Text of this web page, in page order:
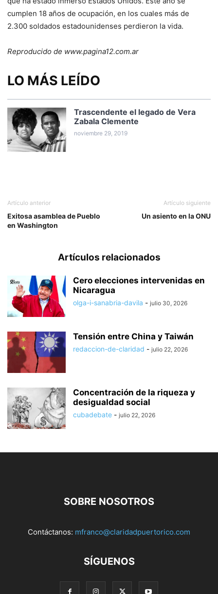
cumplen 18 años de ocupación, en los cuales más de
2.300 soldados estadounidenses perdieron la vida.
Reproducido de www.pagina12.com.ar
LO MÁS LEÍDO
Trascendente el legado de Vera
Zabala Clemente
noviembre 29, 2019
Artículo anterior
Exitosa asamblea de Pueblo
en Washington
Artículo siguiente
Un asiento en la ONU
Artículos relacionados
Cero elecciones intervenidas en
Nicaragua
olga-i-sanabria-davila - julio 30, 2026
Tensión entre China y Taiwán
redaccion-de-claridad - julio 22, 2026
Concentración de la riqueza y
desigualdad social
cubadebate - julio 22, 2026
SOBRE NOSOTROS
Contáctanos: mfranco@claridadpuertorico.com
SÍGUENOS